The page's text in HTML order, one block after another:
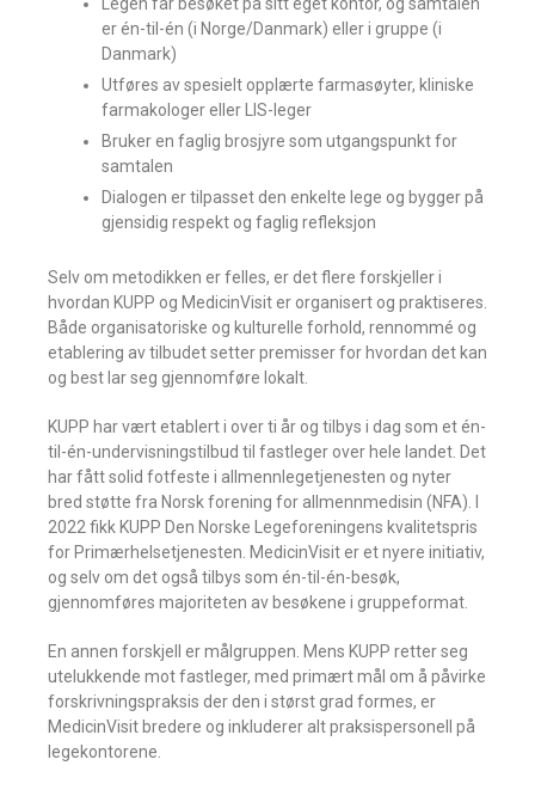
er én-til-én (i Norge/Danmark) eller i gruppe (i
Danmark)
Utføres av spesielt opplærte farmasøyter, kliniske
farmakologer eller LIS-leger
Bruker en faglig brosjyre som utgangspunkt for
samtalen
Dialogen er tilpasset den enkelte lege og bygger på
gjensidig respekt og faglig refleksjon
Selv om metodikken er felles, er det flere forskjeller i
hvordan KUPP og MedicinVisit er organisert og praktiseres.
Både organisatoriske og kulturelle forhold, rennommé og
etablering av tilbudet setter premisser for hvordan det kan
og best lar seg gjennomføre lokalt.
KUPP har vært etablert i over ti år og tilbys i dag som et én-
til-én-undervisningstilbud til fastleger over hele landet. Det
har fått solid fotfeste i allmennlegetjenesten og nyter
bred støtte fra Norsk forening for allmennmedisin (NFA). I
2022 fikk KUPP Den Norske Legeforeningens kvalitetspris
for Primærhelsetjenesten. MedicinVisit er et nyere initiativ,
og selv om det også tilbys som én-til-én-besøk,
gjennomføres majoriteten av besøkene i gruppeformat.
En annen forskjell er målgruppen. Mens KUPP retter seg
utelukkende mot fastleger, med primært mål om å påvirke
forskrivningspraksis der den i størst grad formes, er
MedicinVisit bredere og inkluderer alt praksispersonell på
legekontorene.